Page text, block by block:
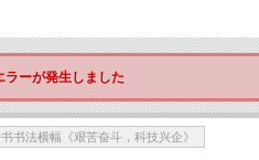
ラーが発生しました
书法横幅《艰苦奋斗，科技兴企》